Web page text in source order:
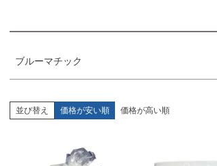
ブルーマチック
並び替え 価格が安い順 価格が高い順